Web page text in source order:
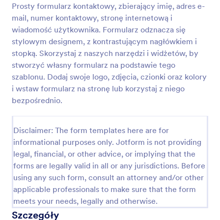
Prosty formularz kontaktowy, zbierający imię, adres e-
mail, numer kontaktowy, stronę internetową i
wiadomość użytkownika. Formularz odznacza się
stylowym designem, z kontrastującym nagłówkiem i
stopką. Skorzystaj z naszych narzędzi i widżetów, by
stworzyć własny formularz na podstawie tego
szablonu. Dodaj swoje logo, zdjęcia, czionki oraz kolory
i wstaw formularz na stronę lub korzystaj z niego
bezpośrednio.
Disclaimer: The form templates here are for
informational purposes only. Jotform is not providing
legal, financial, or other advice, or implying that the
forms are legally valid in all or any jurisdictions. Before
using any such form, consult an attorney and/or other
applicable professionals to make sure that the form
meets your needs, legally and otherwise.
Szczegóły
Podgląd